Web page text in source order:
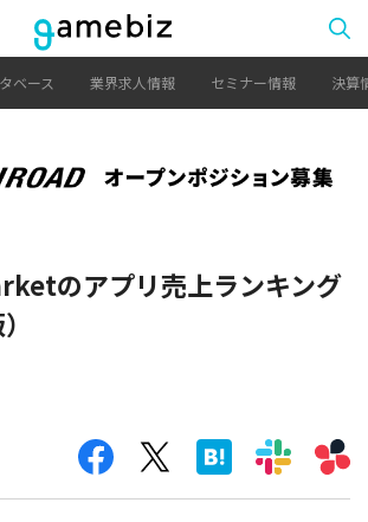
ベース 業界求人情報 セミナー情報 決算
のアプリ売上ランキング